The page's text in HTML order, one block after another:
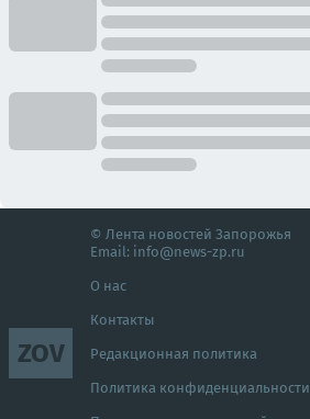
ZOV
© Лента новостей Запорожья
Email: info@news-zp.ru
О нас
Контакты
Редакционная политика
Политика конфиденциальности